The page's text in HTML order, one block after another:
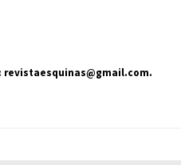
revistaesquinas@gmail.com.